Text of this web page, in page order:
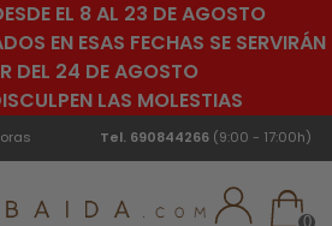
EL 8 AL 23 DE AGOSTO
EN ESAS FECHAS SE SERVIRÁN
DEL 24 DE AGOSTO
LAS MOLESTIAS
Tel. 690844266 (9:00 - 17:00h)
0